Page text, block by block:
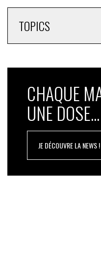
TOPICS
CHAQUE
UNE
JE DÉCOUVRE LA NEWS !